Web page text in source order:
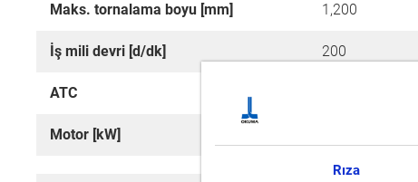
Rıza
Maks. tornalama boyu [mm] 1,200
İş mili devri [d/dk] 200
ATC
Motor [kW]